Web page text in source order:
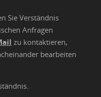
Sie Verständnis
Anfragen
zu kontaktieren,
bearbeiten